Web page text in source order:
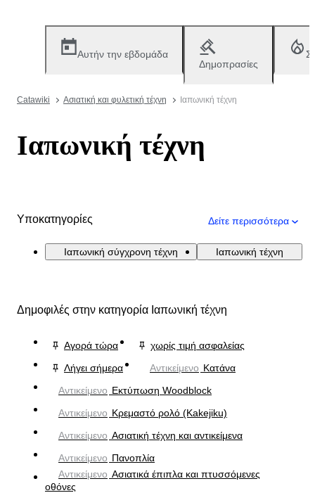
Αυτήν την εβδομάδα
Δημοπρασίες
Catawiki Ασιατική και φυλετική τέχνη Ιαπωνική τέχνη
Ιαπωνική τέχνη
Υποκατηγορίες Δείτε περισσότερα
Ιαπωνική σύγχρονη τέχνη Ιαπωνική τέχνη
Δημοφιλές στην κατηγορία Ιαπωνική τέχνη
Αγορά τώρα
χωρίς τιμή ασφαλείας
Λήγει σήμερα
Αντικείμενο Κατάνα
Αντικείμενο Εκτύπωση Woodblock
Αντικείμενο Κρεμαστό ρολό (Kakejiku)
Αντικείμενο Ασιατική τέχνη και αντικείμενα
Αντικείμενο Πανοπλία
Αντικείμενο Ασιατικά έπιπλα και πτυσσόμενες
οθόνες